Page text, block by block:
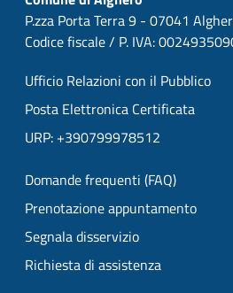
P.zza Porta Terra 9 - 07041
Codice fiscale / P. IVA:
Ufficio Relazioni con il Pubblico
Posta Elettronica Certificata
URP: +390799978512
Domande frequenti (FAQ)
Prenotazione appuntamento
Segnala disservizio
Richiesta di assistenza